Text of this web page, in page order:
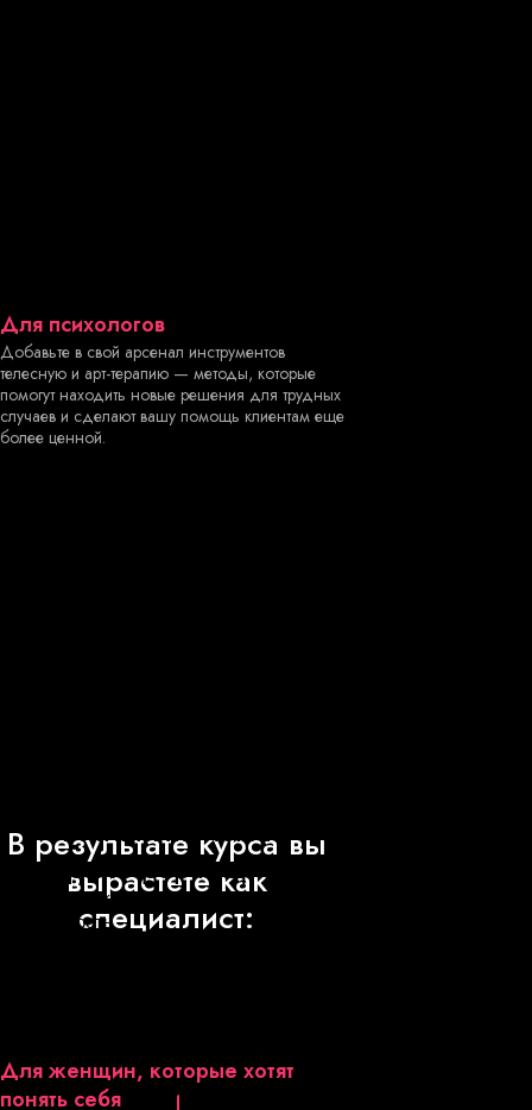
Для психологов
Добавьте в свой арсенал инструментов
телесную и арт-терапию — методы, которые
помогут находить новые решения для трудных
случаев и сделают вашу помощь клиентам еще
более ценной.
Для женщин, которые хотят
понять себя
В результате курса вы
вырастете как
специалист:
личных женских
трансформаций
Поймете, как формируется женская
идентичность
в теме отношений